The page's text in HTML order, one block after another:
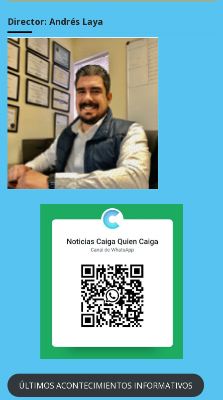
Director: Andrés Laya
ÚLTIMOS ACONTECIMIENTOS INFORMATIVOS